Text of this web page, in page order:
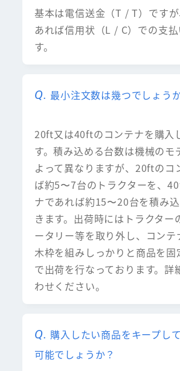
基本は電信送金（T / T）です
あれば信用状（L / C）での支
す。
最小注文数は幾つでしょう
20ft又は40ftのコンテナを購入
す。積み込める台数は機械のモ
よって異なりますが、20ftのコ
ば約5〜7台のトラクターを、
ナであれば約15〜20台を積み
きます。出荷時にはトラクター
ータリー等を取り外し、コンテ
木枠を組みしっかりと商品を固
で出荷を行なっております。詳
わせください。
購入したい商品をキープし
可能でしょうか？